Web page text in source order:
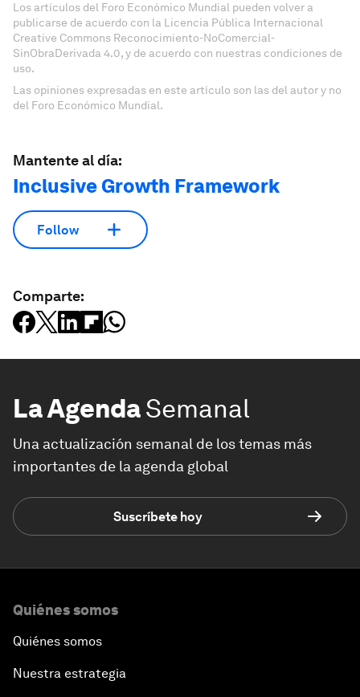
Los artículos del Foro Económico Mundial pueden volver a
publicarse de acuerdo con la Licencia Pública Internacional
Creative Commons Reconocimiento-NoComercial-
SinObraDerivada 4.0, y de acuerdo con nuestras condiciones de
uso.
Las opiniones expresadas en este artículo son las del autor y no
del Foro Económico Mundial.
Mantente al día:
Inclusive Growth Framework
Follow
Comparte:
La AgendaSemanal
Una actualización semanal de los temas más
importantes de la agenda global
Suscríbete hoy
Quiénes somos
Quiénes somos
Nuestra estrategia